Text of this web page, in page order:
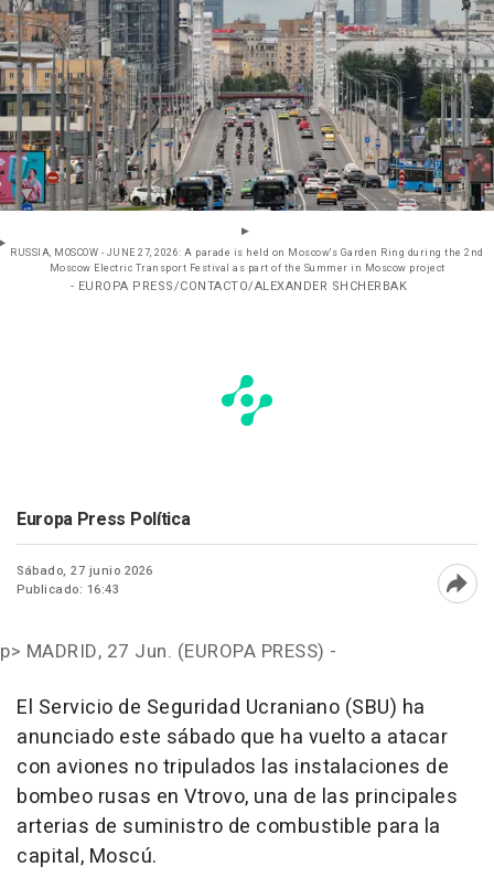
RUSSIA, MOSCOW - JUNE 27, 2026: A parade is held on Moscow's Garden Ring during the 2nd
Moscow Electric Transport Festival as part of the Summer in Moscow project
- EUROPA PRESS/CONTACTO/ALEXANDER SHCHERBAK
Europa Press Política
Sábado, 27 junio 2026
Publicado: 16:43
p> MADRID, 27 Jun. (EUROPA PRESS) -
El Servicio de Seguridad Ucraniano (SBU) ha
anunciado este sábado que ha vuelto a atacar
con aviones no tripulados las instalaciones de
bombeo rusas en Vtrovo, una de las principales
arterias de suministro de combustible para la
capital, Moscú.